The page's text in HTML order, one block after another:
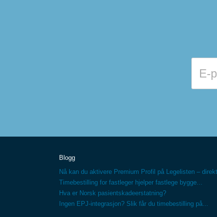
Blogg
Nå kan du aktivere Premium Profil på Legelisten –
Timebestilling for fastleger hjelper fastlege bygge...
Hva er Norsk pasientskadeerstatning?
Ingen EPJ-integrasjon? Slik får du timebestilling på...